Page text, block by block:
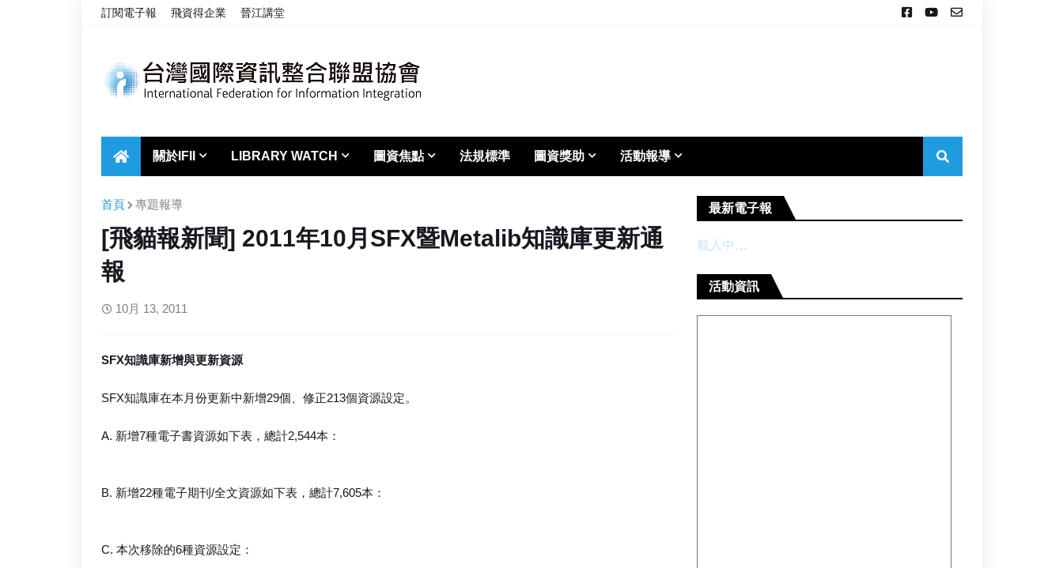
訂閱電子報 飛資得企業 晉江講堂
關於IFII LIBRARY WATCH 圖資焦點 法規標準 圖資獎助 活動報導
首頁 專題報導
[飛貓報新聞] 2011年10月SFX暨Metalib知識庫更新通
報
10月 13, 2011
SFX知識庫新增與更新資源
SFX知識庫在本月份更新中新增29個、修正213個資源設定。
A. 新增7種電子書資源如下表，總計2,544本：
B. 新增22種電子期刊/全文資源如下表，總計7,605本：
C. 本次移除的6種資源設定：
最新電子報
載入中…
活動資訊